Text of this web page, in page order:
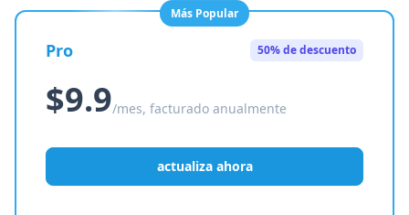
Más Popular
Pro 50% de descuento
$9.9/mes, facturado anualmente
actualiza ahora